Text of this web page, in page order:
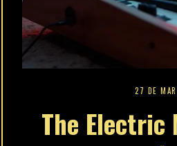
27 DE
The Electric